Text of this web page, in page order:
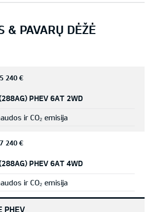
& PAVARŲ DĖŽĖ
240 €
PHEV 6AT 2WD
ir CO₂ emisija
240 €
PHEV 6AT 4WD
ir CO₂ emisija
PHEV